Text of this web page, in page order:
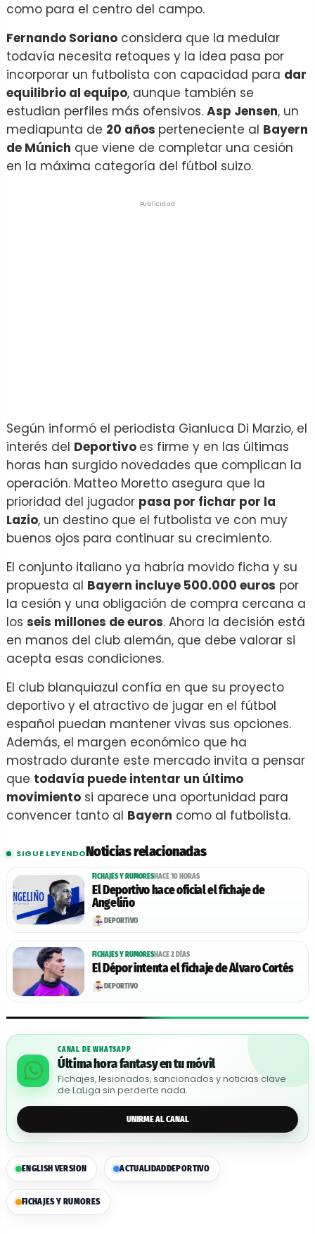
como para el centro del campo.
Fernando Soriano considera que la medular
todavía necesita retoques y la idea pasa por
incorporar un futbolista con capacidad para dar
equilibrio al equipo, aunque también se
estudian perfiles más ofensivos. Asp Jensen, un
mediapunta de 20 años perteneciente al Bayern
de Múnich que viene de completar una cesión
en la máxima categoría del fútbol suizo.
Publicidad
Según informó el periodista Gianluca Di Marzio, el
interés del Deportivo es firme y en las últimas
horas han surgido novedades que complican la
operación. Matteo Moretto asegura que la
prioridad del jugador pasa por fichar por la
Lazio, un destino que el futbolista ve con muy
buenos ojos para continuar su crecimiento.
El conjunto italiano ya habría movido ficha y su
propuesta al Bayern incluye 500.000 euros por
la cesión y una obligación de compra cercana a
los seis millones de euros. Ahora la decisión está
en manos del club alemán, que debe valorar si
acepta esas condiciones.
El club blanquiazul confía en que su proyecto
deportivo y el atractivo de jugar en el fútbol
español puedan mantener vivas sus opciones.
Además, el margen económico que ha
mostrado durante este mercado invita a pensar
que todavía puede intentar un último
movimiento si aparece una oportunidad para
convencer tanto al Bayern como al futbolista.
SIGUE LEYENDONoticias relacionadas
FICHAJES Y RUMORESHACE 10 HORAS
El Deportivo hace oficial el fichaje de
Angeliño
DEPORTIVO
FICHAJES Y RUMORESHACE 2 DÍAS
El Dépor intenta el fichaje de Álvaro Cortés
DEPORTIVO
CANAL DE WHATSAPP
Última hora fantasy en tu móvil
Fichajes, lesionados, sancionados y noticias clave
de LaLiga sin perderte nada.
UNIRME AL CANAL
ENGLISH VERSION ACTUALIDAD DEPORTIVO
FICHAJES Y RUMORES